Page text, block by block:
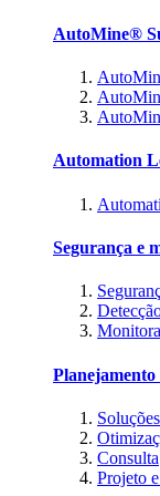
AutoMine®
Automation
Segurança e
Planejamento
Consulta
Projeto